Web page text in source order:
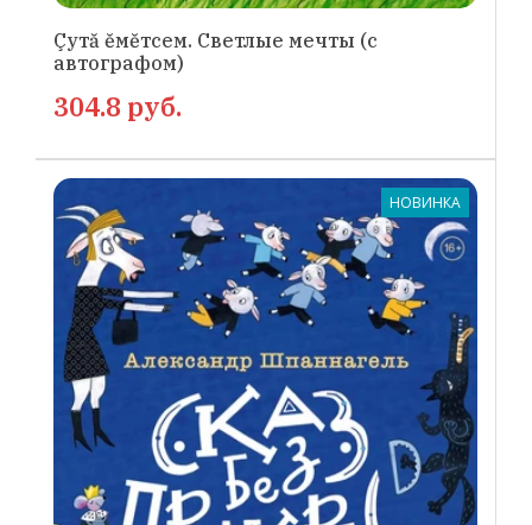
Çутă ĕмĕтсем. Светлые мечты (с
автографом)
304.8 руб.
НОВИНКА